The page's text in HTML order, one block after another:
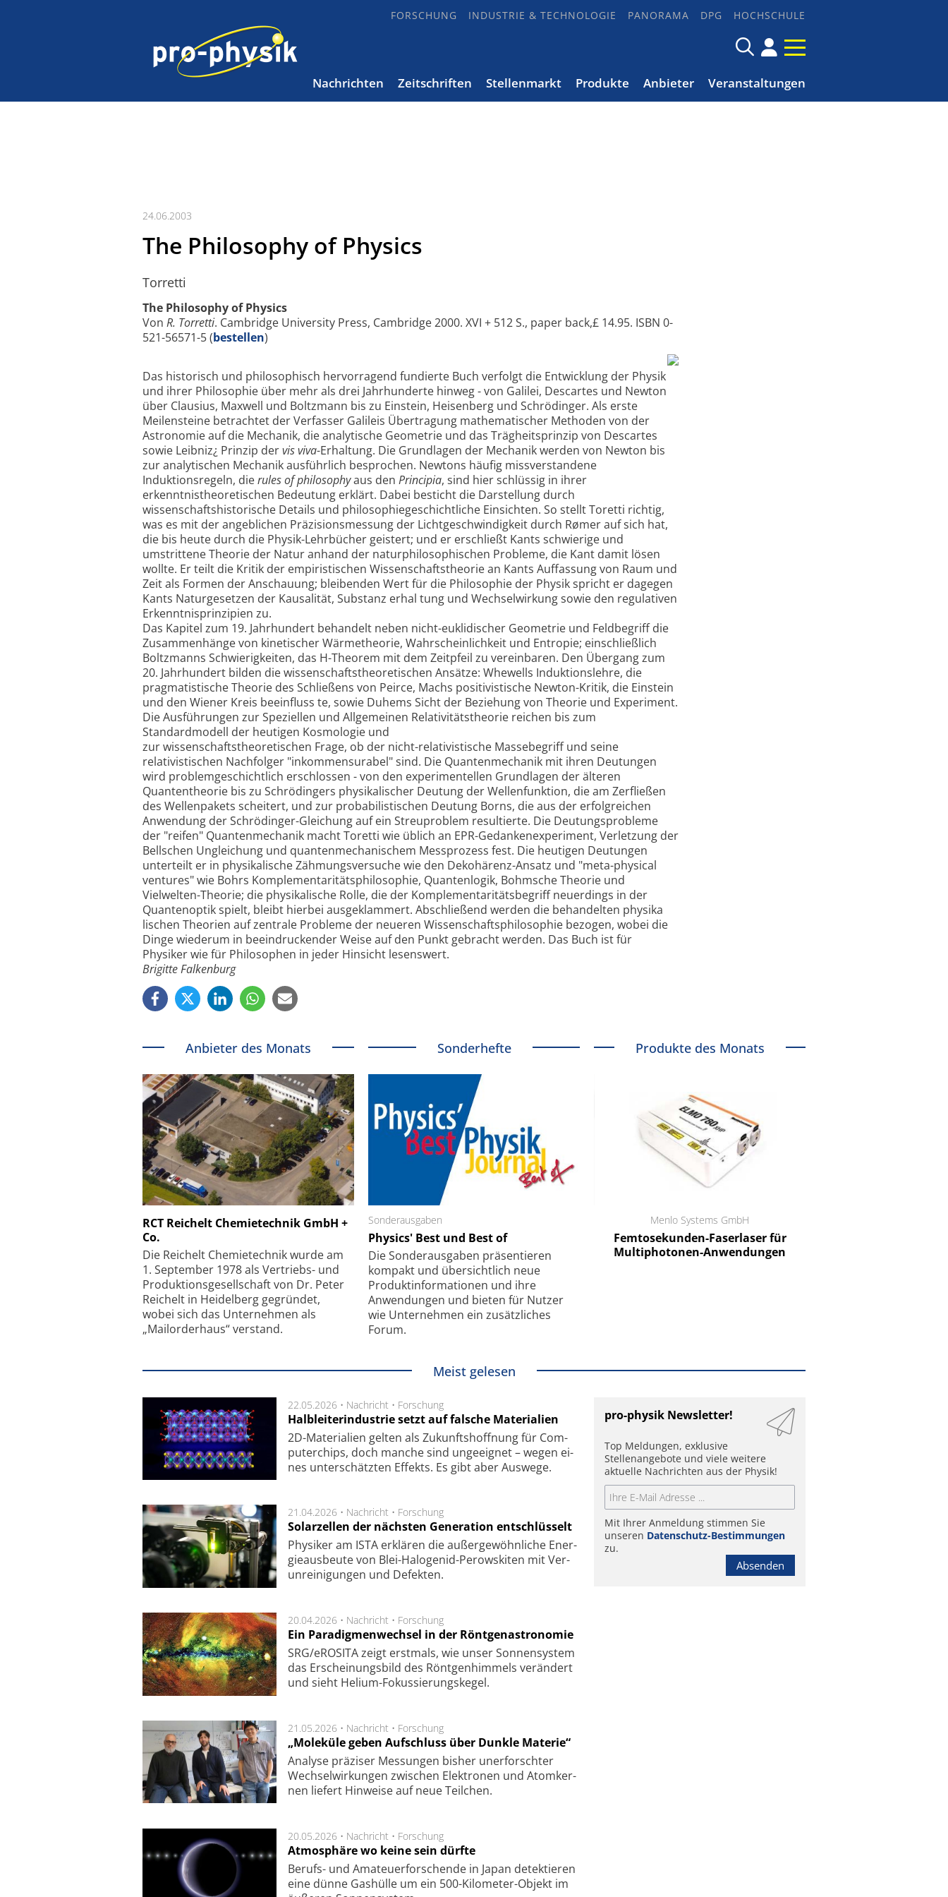
FORSCHUNG INDUSTRIE & TECHNOLOGIE PANORAMA DPG HOCHSCHULE
Nachrichten Zeitschriften Stellenmarkt Produkte Anbieter Veranstaltungen
24.06.2003
The Philosophy of Physics
Torretti
The Philosophy of Physics
Von R. Torretti. Cambridge University Press, Cambridge 2000. XVI + 512 S., paper back,£ 14.95. ISBN 0-
521-56571-5 (bestellen)
Das historisch und philosophisch hervorragend fundierte Buch verfolgt die Entwicklung der Physik
und ihrer Philosophie über mehr als drei Jahrhunderte hinweg - von Galilei, Descartes und Newton
über Clausius, Maxwell und Boltzmann bis zu Einstein, Heisenberg und Schrödinger. Als erste
Meilensteine betrachtet der Verfasser Galileis Übertragung mathematischer Methoden von der
Astronomie auf die Mechanik, die analytische Geometrie und das Trägheitsprinzip von Descartes
sowie Leibniz¿ Prinzip dervis viva-Erhaltung. Die Grundlagen der Mechanik werden von Newton bis
zur analytischen Mechanik ausführlich besprochen. Newtons häufig missverstandene
Induktionsregeln, dierules of philosophyaus den Principia, sind hier schlüssig in ihrer
erkenntnistheoretischen Bedeutung erklärt. Dabei besticht die Darstellung durch
wissenschaftshistorische Details und philosophiegeschichtliche Einsichten. So stellt Toretti richtig,
was es mit der angeblichen Präzisionsmessung der Lichtgeschwindigkeit durch Rømer auf sich hat,
die bis heute durch die Physik-Lehrbücher geistert; und er erschließt Kants schwierige und
umstrittene Theorie der Natur anhand der naturphilosophischen Probleme, die Kant damit lösen
wollte. Er teilt die Kritik der empiristischen Wissenschaftstheorie an Kants Auffassung von Raum und
Zeit als Formen der Anschauung; bleibenden Wert für die Philosophie der Physik spricht er dagegen
Kants Naturgesetzen der Kausalität, Substanz erhal tung und Wechselwirkung sowie den regulativen
Erkenntnisprinzipien zu.
Das Kapitel zum 19. Jahrhundert behandelt neben nicht-euklidischer Geometrie und Feldbegriff die
Zusammenhänge von kinetischer Wärmetheorie, Wahrscheinlichkeit und Entropie; einschließlich
Boltzmanns Schwierigkeiten, das H-Theorem mit dem Zeitpfeil zu vereinbaren. Den Übergang zum
20. Jahrhundert bilden die wissenschaftstheoretischen Ansätze: Whewells Induktionslehre, die
pragmatistische Theorie des Schließens von Peirce, Machs positivistische Newton-Kritik, die Einstein
und den Wiener Kreis beeinfluss te, sowie Duhems Sicht der Beziehung von Theorie und Experiment.
Die Ausführungen zur Speziellen und Allgemeinen Relativitätstheorie reichen bis zum
Standardmodell der heutigen Kosmologie und
zur wissenschaftstheoretischen Frage, ob der nicht-relativistische Massebegriff und seine
relativistischen Nachfolger "inkommensurabel" sind. Die Quantenmechanik mit ihren Deutungen
wird problemgeschichtlich erschlossen - von den experimentellen Grundlagen der älteren
Quantentheorie bis zu Schrödingers physikalischer Deutung der Wellenfunktion, die am Zerfließen
des Wellenpakets scheitert, und zur probabilistischen Deutung Borns, die aus der erfolgreichen
Anwendung der Schrödinger-Gleichung auf ein Streuproblem resultierte. Die Deutungsprobleme
der "reifen" Quantenmechanik macht Toretti wie üblich an EPR-Gedankenexperiment, Verletzung der
Bellschen Ungleichung und quantenmechanischem Messprozess fest. Die heutigen Deutungen
unterteilt er in physikalische Zähmungsversuche wie den Dekohärenz-Ansatz und "meta-physical
ventures" wie Bohrs Komplementaritätsphilosophie, Quantenlogik, Bohmsche Theorie und
Vielwelten-Theorie; die physikalische Rolle, die der Komplementaritätsbegriff neuerdings in der
Quantenoptik spielt, bleibt hierbei ausgeklammert. Abschließend werden die behandelten physika
lischen Theorien auf zentrale Probleme der neueren Wissenschaftsphilosophie bezogen, wobei die
Dinge wiederum in beeindruckender Weise auf den Punkt gebracht werden. Das Buch ist für
Physiker wie für Philosophen in jeder Hinsicht lesenswert.
Brigitte Falkenburg
Anbieter des Monats
RCT Reichelt Chemietechnik GmbH +
Co.
Die Reichelt Chemietechnik wurde am
1. September 1978 als Vertriebs- und
Produktionsgesellschaft von Dr. Peter
Reichelt in Heidelberg gegründet,
wobei sich das Unternehmen als
„Mailorderhaus“ verstand.
Sonderhefte
Sonderausgaben
Physics' Best und Best of
Die Sonder­ausgaben präsentieren
kompakt und übersichtlich neue
Produkt­informationen und ihre
Anwendungen und bieten für Nutzer
wie Unternehmen ein zusätzliches
Forum.
Produkte des Monats
Schäfter + Kirchhoff GmbH
Feinfokussierungsmechanismus
Elektronenmikroskopie auf
kleinstem Raum
Menlo Systems GmbH
Femtosekunden-Faserlaser für
Multiphotonen-Anwendungen
Meist gelesen
22.05.2026 • Nachricht • Forschung
Halbleiterindustrie setzt auf falsche Materialien
2D-Mate­ri­a­li­en gel­ten als Zu­kunfts­hoff­nung für Com­
pu­ter­chips, doch man­che sind un­ge­eig­net – we­gen ei­
nes un­ter­schätz­ten Ef­fekts. Es gibt aber Aus­we­ge.
21.04.2026 • Nachricht • Forschung
Solarzellen der nächsten Generation entschlüsselt
Physiker am ISTA er­klä­ren die außer­ge­wöhn­li­che Ener­
gie­aus­beu­te von Blei-Halo­ge­nid-Perows­ki­ten mit Ver­
unrei­ni­gung­en und De­fek­ten.
20.04.2026 • Nachricht • Forschung
Ein Paradigmenwechsel in der Röntgenastronomie
SRG/eROSITA zeigt erst­mals, wie unser Son­nen­sys­tem
das Er­schei­nungs­bild des Rönt­gen­him­mels ver­än­dert
und sieht Helium-Fokus­sie­rungs­ke­gel.
21.05.2026 • Nachricht • Forschung
„Moleküle geben Aufschluss über Dunkle Materie“
Analyse prä­zi­ser Mes­sung­en bis­her un­er­for­schter
Wech­sel­wir­kung­en zwi­schen Elek­tro­nen und Atom­ker­
nen lie­fert Hin­wei­se auf neue Teil­chen.
20.05.2026 • Nachricht • Forschung
Atmosphäre wo keine sein dürfte
Berufs- und Ama­teuer­for­schen­de in Japan de­tek­tie­ren
eine dün­ne Gas­hül­le um ein 500-Kilo­meter-Objekt im
pro-physik Newsletter!
Top Meldungen, exklusive
Stellenangebote und viele weitere
aktuelle Nachrichten aus der Physik!
Mit Ihrer Anmeldung stimmen Sie
unseren Datenschutz-Bestimmungen
zu.
Absenden